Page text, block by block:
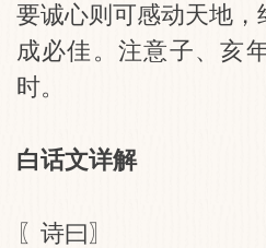
要诚心则可感动天地
成必佳。注意子、亥
时。
白话文详解
〖诗曰〗